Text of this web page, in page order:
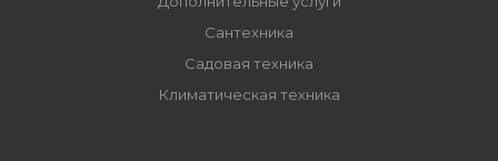
Сантехника
Садовая техника
Климатическая техника